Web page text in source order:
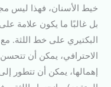
خيط الأسنان، فهذا ليس
بل غالبًا ما يكون علامة
البكتيري على خط اللثة. مع
الاحترافي، يمكن أن
إهمالها، يمكن أن تتطور